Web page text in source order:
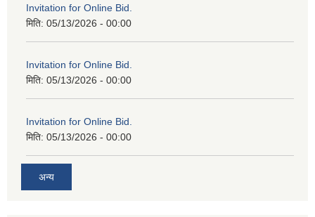
Invitation for Online Bid.
मिति: 05/13/2026 - 00:00
Invitation for Online Bid.
मिति: 05/13/2026 - 00:00
Invitation for Online Bid.
मिति: 05/13/2026 - 00:00
अन्य